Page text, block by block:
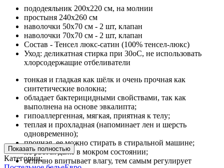
пододеяльник 200х220 см, на молнии
простыня 240х260 см
наволочки 50х70 см - 2 шт, клапан
наволочки 70х70 см - 2 шт, клапан
Состав - Тенсел люкс-сатин (100% тенсел-люкс)
Уход: деликатная стирка при 30оС, не использовать
хлорсодержащие отбеливатели
тонкая и гладкая как шёлк и очень прочная как
синтетические волокна;
обладает бактерицидными свойствами, так как
выполнена на основе эвкалипта;
гипоаллергенная, мягкая, приятная к телу;
теплая и прохладная (напоминает лен и шерсть
одновременно);
прочная, ее можно стирать в стиральной машине;
не рвется даже в мокром состоянии;
отлично впитывает влагу, тем самым регулирует
Показать полностью
Категории: